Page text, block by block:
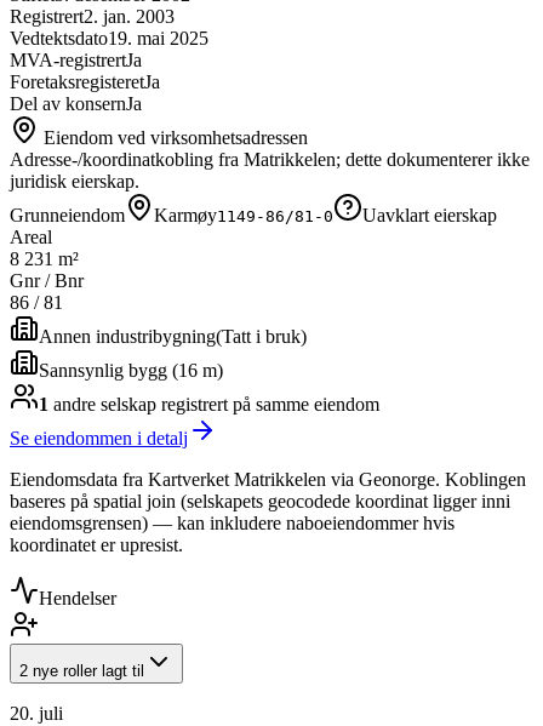
Registrert2. jan. 2003
Vedtektsdato19. mai 2025
MVA-registrertJa
ForetaksregisteretJa
Del av konsernJa
Eiendom ved virksomhetsadressen
Adresse-/koordinatkobling fra Matrikkelen; dette dokumenterer ikke
juridisk eierskap.
Grunneiendom
Karmøy1149-86/81-0
Uavklart eierskap
Areal
8 231 m²
Gnr / Bnr
86 /81
Annen industribygning(Tatt i bruk)
Sannsynlig bygg (16 m)
1 andre selskap registrert på samme eiendom
Se eiendommen i detalj
Eiendomsdata fra Kartverket Matrikkelen via Geonorge. Koblingen
baseres på spatial join (selskapets geocodede koordinat ligger inni
eiendomsgrensen) — kan inkludere naboeiendommer hvis
koordinatet er upresist.
Hendelser
2 nye roller lagt til
20. juli